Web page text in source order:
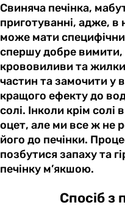
Свиняча печінка,
приготуванні, адже, в
може мати
спершу добре вимити,
крововиливи та
частин та замочити у
кращого ефекту до
солі. Інколи крім
оцет, але ми все ж не
його до печінки.
позбутися запаху та
печінку м’якшою.
Спосіб з